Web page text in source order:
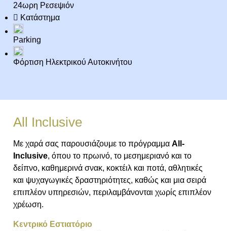
24ωρη Ρεσεψιόν
Κατάστημα
Parking
Φόρτιση Ηλεκτρικού Αυτοκινήτου
All Inclusive
Με χαρά σας παρουσιάζουμε το πρόγραμμαAll-
Inclusive, όπου το πρωινό, το μεσημεριανό και το
δείπνο, καθημερινά σνακ, κοκτέιλ και ποτά, αθλητικές
και ψυχαγωγικές δραστηριότητες, καθώς και μια σειρά
επιπλέον υπηρεσιών, περιλαμβάνονται χωρίς επιπλέον
χρέωση.
Κεντρικό Εστιατόριο